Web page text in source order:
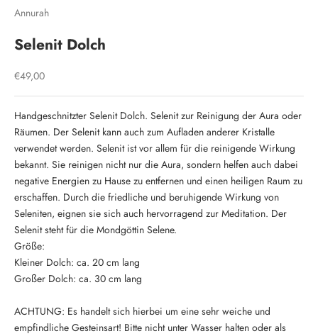
Annurah
Selenit Dolch
Angebot
€49,00
Handgeschnitzter Selenit Dolch. Selenit zur Reinigung der Aura oder
Räumen. Der Selenit kann auch zum Aufladen anderer Kristalle
verwendet werden. Selenit ist vor allem für die reinigende Wirkung
bekannt. Sie reinigen nicht nur die Aura, sondern helfen auch dabei
negative Energien zu Hause zu entfernen und einen heiligen Raum zu
erschaffen. Durch die friedliche und beruhigende Wirkung von
Seleniten, eignen sie sich auch hervorragend zur Meditation. Der
Selenit steht für die Mondgöttin Selene.
Größe:
Kleiner Dolch: ca. 20 cm lang
Großer Dolch: ca. 30 cm lang
ACHTUNG: Es handelt sich hierbei um eine sehr weiche und
empfindliche Gesteinsart! Bitte nicht unter Wasser halten oder als